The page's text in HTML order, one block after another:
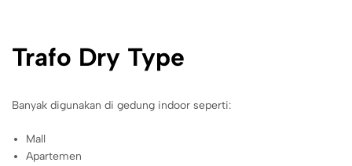
Trafo Dry Type
Banyak digunakan di gedung indoor seperti:
Mall
Apartemen